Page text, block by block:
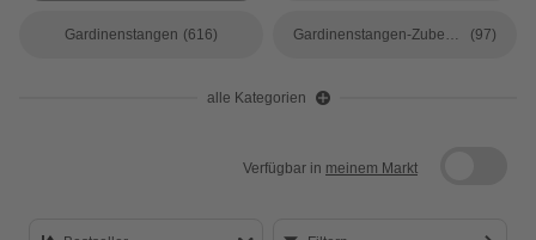
Gardinenstangen (616) Gardinenstangen-Zubehör (97)
alle Kategorien
Verfügbar in meinem Markt